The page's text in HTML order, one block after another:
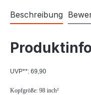
Beschreibung
UVP**: 69,90
Kopfgröße: 98 inch²